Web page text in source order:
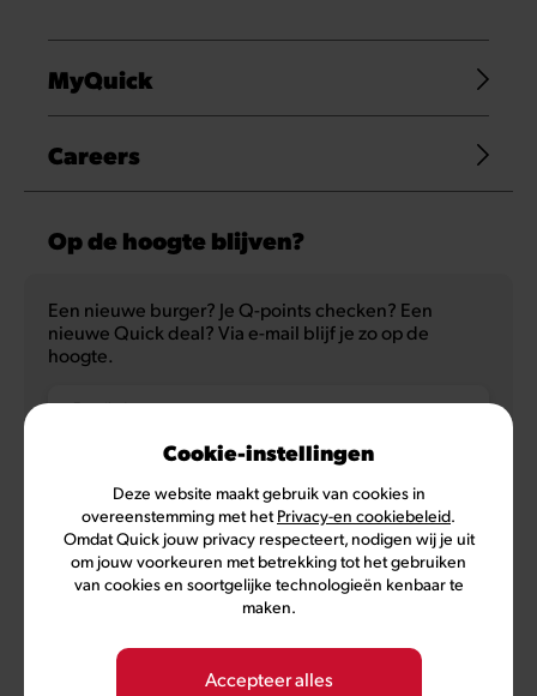
MyQuick
Careers
Op de hoogte blijven?
Een nieuwe burger? Je Q-points checken? Een
nieuwe Quick deal? Via e-mail blijf je zo op de
hoogte.
E-mailadres
NL
Voorwaarden MyQuick
Cookievoorkeuren
Cookie-instellingen
Deze website maakt gebruik van cookies in
overeenstemming met het Privacy-en cookiebeleid.
Omdat Quick jouw privacy respecteert, nodigen wij je uit
om jouw voorkeuren met betrekking tot het gebruiken
van cookies en soortgelijke technologieën kenbaar te
maken.
Accepteer alles